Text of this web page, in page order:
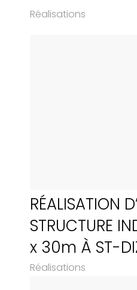
Réalisations
RÉALISATION
STRUCTURE
x 30m À ST-
Réalisations